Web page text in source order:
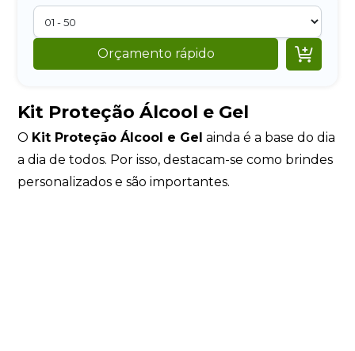
Orçamento rápido 
Kit Proteção Álcool e Gel
O Kit Proteção Álcool e Gel ainda é a base do dia
a dia de todos. Por isso, destacam-se como brindes
personalizados e são importantes.